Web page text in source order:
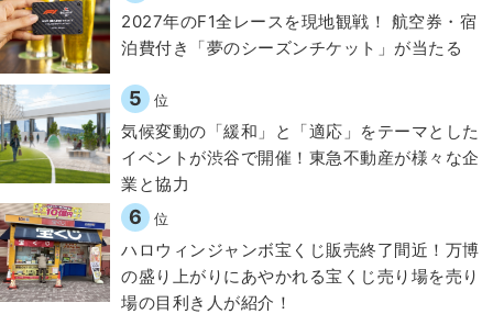
2027年のF1全レースを現地観戦！ 航空券・宿
泊費付き「夢のシーズンチケット」が当たる
5 位
気候変動の「緩和」と「適応」をテーマとした
イベントが渋谷で開催！東急不動産が様々な企
業と協力
6 位
ハロウィンジャンボ宝くじ販売終了間近！万博
の盛り上がりにあやかれる宝くじ売り場を売り
場の目利き人が紹介！